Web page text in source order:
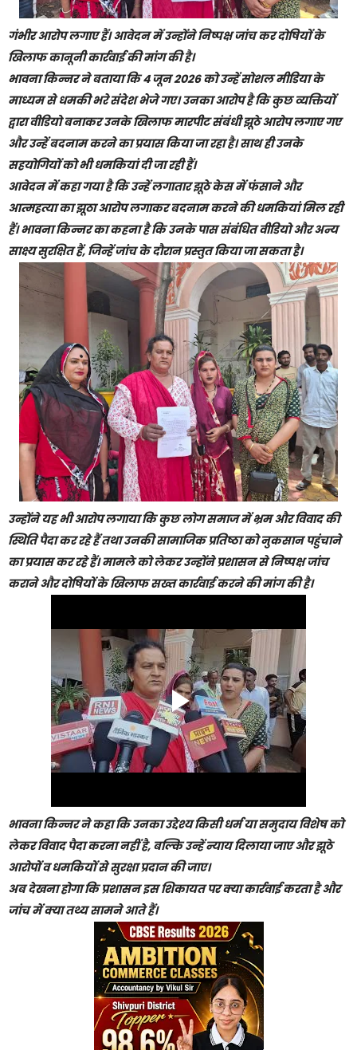
गंभीर आरोप लगाए हैं। आवेदन में उन्होंने निष्पक्ष जांच कर दोषियों के
खिलाफ कानूनी कार्रवाई की मांग की है।
भावना किन्नर ने बताया कि 4 जून 2026 को उन्हें सोशल मीडिया के
माध्यम से धमकी भरे संदेश भेजे गए। उनका आरोप है कि कुछ व्यक्तियों
द्वारा वीडियो बनाकर उनके खिलाफ मारपीट संबंधी झूठे आरोप लगाए गए
और उन्हें बदनाम करने का प्रयास किया जा रहा है। साथ ही उनके
सहयोगियों को भी धमकियां दी जा रही हैं।
आवेदन में कहा गया है कि उन्हें लगातार झूठे केस में फंसाने और
आत्महत्या का झूठा आरोप लगाकर बदनाम करने की धमकियां मिल रही
हैं। भावना किन्नर का कहना है कि उनके पास संबंधित वीडियो और अन्य
साक्ष्य सुरक्षित हैं, जिन्हें जांच के दौरान प्रस्तुत किया जा सकता है।
उन्होंने यह भी आरोप लगाया कि कुछ लोग समाज में भ्रम और विवाद की
स्थिति पैदा कर रहे हैं तथा उनकी सामाजिक प्रतिष्ठा को नुकसान पहुंचाने
का प्रयास कर रहे हैं। मामले को लेकर उन्होंने प्रशासन से निष्पक्ष जांच
कराने और दोषियों के खिलाफ सख्त कार्रवाई करने की मांग की है।
भावना किन्नर ने कहा कि उनका उद्देश्य किसी धर्म या समुदाय विशेष को
लेकर विवाद पैदा करना नहीं है, बल्कि उन्हें न्याय दिलाया जाए और झूठे
आरोपों व धमकियों से सुरक्षा प्रदान की जाए।
अब देखना होगा कि प्रशासन इस शिकायत पर क्या कार्रवाई करता है और
जांच में क्या तथ्य सामने आते हैं।